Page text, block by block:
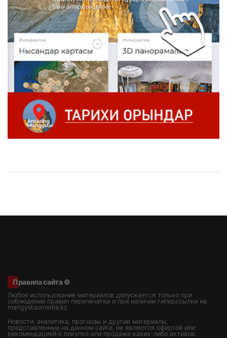
Правила сайта ©
Любое использование материалов допускается только при
соблюдении правил перепечатки и при наличии гиперссылки на
mangystaumedia.kz.
Новости, аналитика, прогнозы и другие материалы,
представленные на данном сайте, не являются офертой или
рекомендацией к покупке или продаже каких-либо активов.